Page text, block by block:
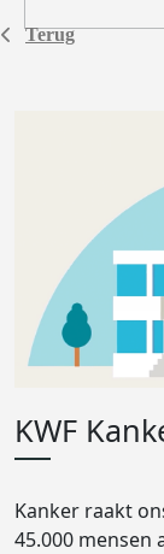
Terug
KWF
Kanker raakt
45.000 mensen